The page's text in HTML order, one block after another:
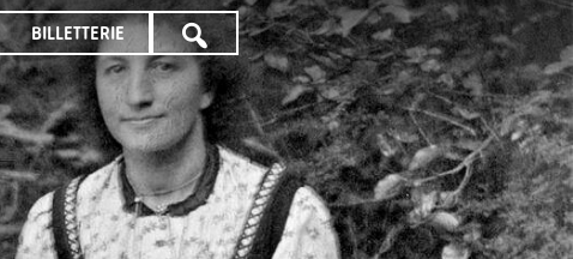
BILLETTERIE
TOUTE
LA
PROGRAMMATION